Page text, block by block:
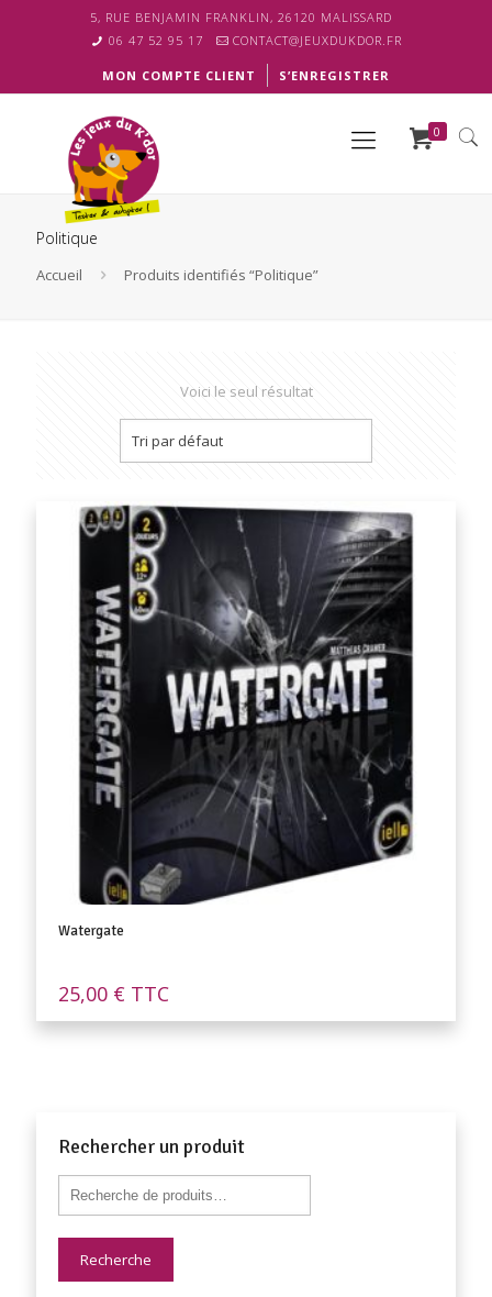
5, RUE BENJAMIN FRANKLIN, 26120 MALISSARD
06 47 52 95 17
CONTACT@JEUXDUKDOR.FR
MON COMPTE CLIENT S’ENREGISTRER
0
Politique
Accueil Produits identifiés “Politique”
Voici le seul résultat
Watergate
25,00 € TTC
Rechercher un produit
Recherche